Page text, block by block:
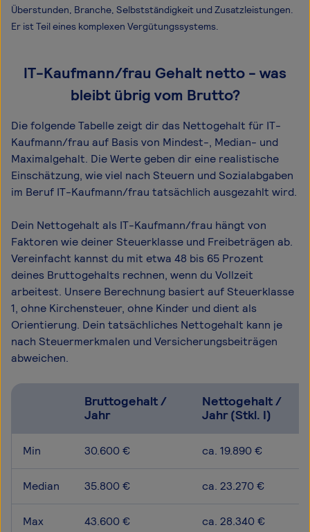
Überstunden, Branche, Selbstständigkeit und Zusatzleistungen.
Er ist Teil eines komplexen Vergütungssystems.
IT-Kaufmann/frau Gehalt netto - was
bleibt übrig vom Brutto?
Die folgende Tabelle zeigt dir das Netto­gehalt für IT-
Kaufmann/frau auf Basis von Mindest-, Median- und
Maximal­gehalt. Die Werte geben dir eine realistische
Einschätzung, wie viel nach Steuern und Sozialabgaben
im Beruf IT-Kaufmann/frau tatsächlich ausgezahlt wird.
Dein Nettogehalt als IT-Kaufmann/frau hängt von
Faktoren wie deiner Steuerklasse und Freibeträgen ab.
Vereinfacht kannst du mit etwa 48 bis 65 Prozent
deines Bruttogehalts rechnen, wenn du Vollzeit
arbeitest. Unsere Berechnung basiert auf Steuerklasse
1, ohne Kirchensteuer, ohne Kinder und dient als
Orientierung. Dein tatsächliches Nettogehalt kann je
nach Steuermerkmalen und Versicherungsbeiträgen
abweichen.
Bruttogehalt /
Jahr
Nettogehalt /
Jahr (Stkl. I)
Min 30.600 € ca. 19.890 €
Median 35.800 € ca. 23.270 €
Max 43.600 € ca. 28.340 €